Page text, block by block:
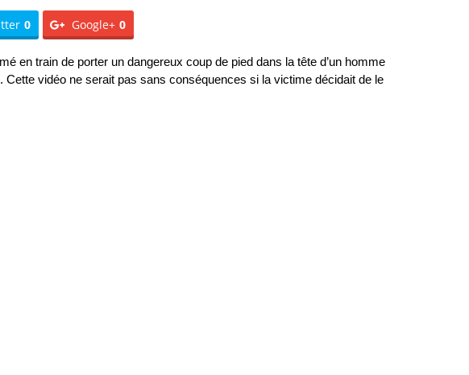
0 Google+ 0
en train de porter un dangereux coup de pied dans la tête d’un homme
Cette vidéo ne serait pas sans conséquences si la victime décidait de le